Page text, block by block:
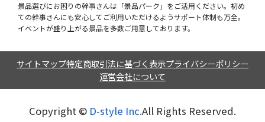
景品選びにお困りの幹事さんは「景品パーク」をご活用ください。初め
ての幹事さんにも安心してご利用いただけるようサポート体制も万全。
イベントが盛り上がる景品を多数ご用意しております。
サイトマップ特定商取引法に基づく表示プライバシーポリシー
運営会社について
Copyright ©︎ D-style Inc.All Rights Reserved.